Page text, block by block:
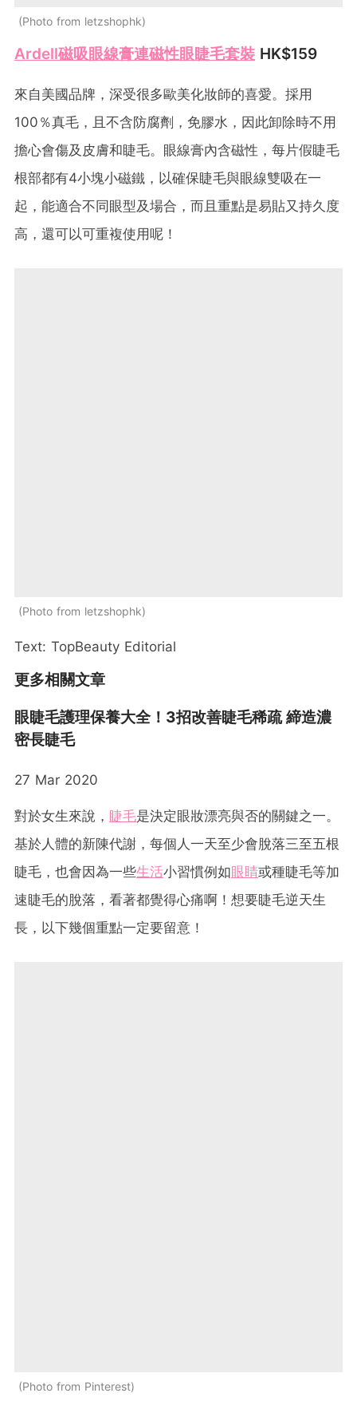
Photo from letzshophk
Ardell磁吸眼線膏連磁性眼睫毛套裝 HK$159
來自美國品牌，深受很多歐美化妝師的喜愛。採用
100％真毛，且不含防腐劑，免膠水，因此卸除時不用
擔心會傷及皮膚和睫毛。眼線膏內含磁性，每片假睫毛
根部都有4小塊小磁鐵，以確保睫毛與眼線雙吸在一
起，能適合不同眼型及場合，而且重點是易貼又持久度
高，還可以可重複使用呢！
Photo from letzshophk
Text: TopBeauty Editorial
更多相關文章
眼睫毛護理保養大全！3招改善睫毛稀疏 締造濃
密長睫毛
27 Mar 2020
對於女生來說， 睫毛是決定眼妝漂亮與否的關鍵之一。
基於人體的新陳代謝，每個人一天至少會脫落三至五根
睫毛，也會因為一些生活小習慣例如眼睛或種睫毛等加
速睫毛的脫落，看著都覺得心痛啊！想要睫毛逆天生
長，以下幾個重點一定要留意！
Photo from Pinterest